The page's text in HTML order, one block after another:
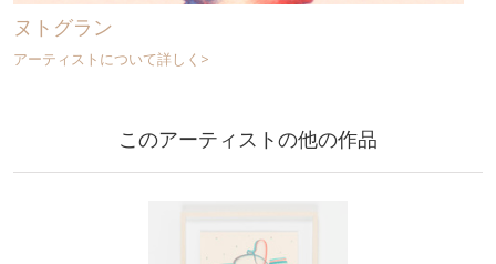
ヌトグラン
アーティストについて詳しく>
このアーティストの他の作品